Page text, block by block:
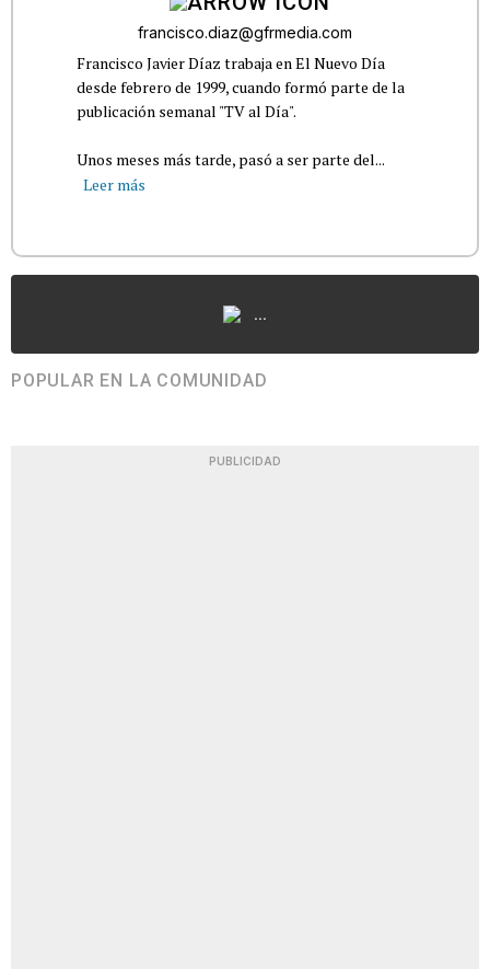
francisco.diaz@gfrmedia.com
Francisco Javier Díaz trabaja en El Nuevo Día
desde febrero de 1999, cuando formó parte de la
publicación semanal "TV al Día".
Unos meses más tarde, pasó a ser parte del...
Leer más
...
POPULAR EN LA COMUNIDAD
PUBLICIDAD